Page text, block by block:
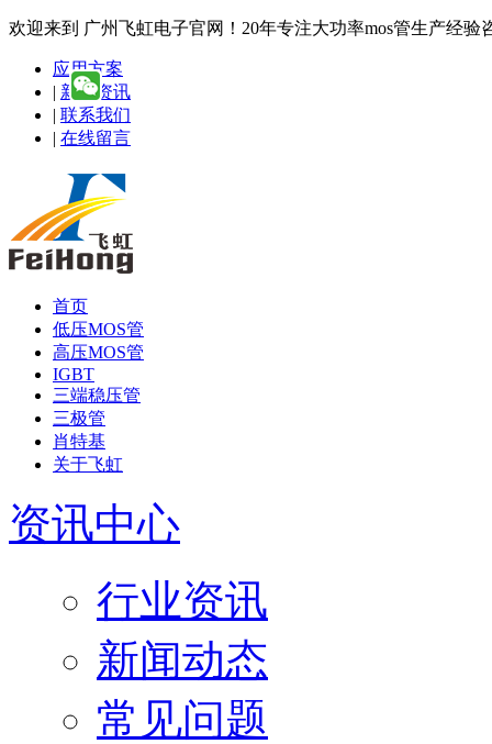
欢迎来到 广州飞虹电子官网！20年专注大功率mos管生产经验
应用方案
| 新闻资讯
| 联系我们
| 在线留言
首页
低压MOS管
高压MOS管
IGBT
三端稳压管
三极管
肖特基
关于飞虹
资讯中心
行业资讯
新闻动态
常见问题